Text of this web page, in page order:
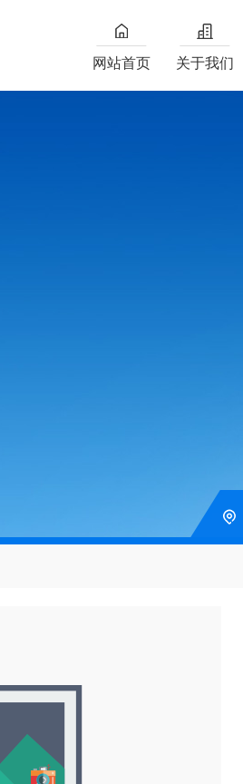
网站首页 关于我们